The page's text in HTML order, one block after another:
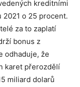
kreditními
o 25 procent.
za to zaplatí
bonus z
odhaduje, že
karet přerozdělí
miliard dolarů